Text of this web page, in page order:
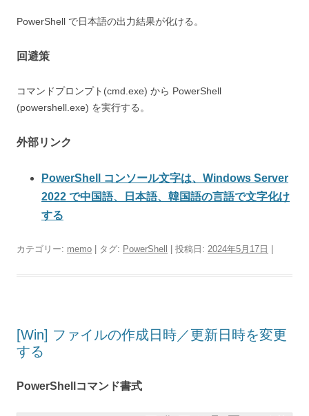
PowerShell で日本語の出力結果が化ける。
回避策
コマンドプロンプト(cmd.exe) から PowerShell
(powershell.exe) を実行する。
外部リンク
PowerShell コンソール文字は、Windows Server
2022 で中国語、日本語、韓国語の言語で文字化け
する
カテゴリー: memo | タグ: PowerShell | 投稿日: 2024年5月17日
[Win] ファイルの作成日時／更新日時を変更
する
PowerShellコマンド書式